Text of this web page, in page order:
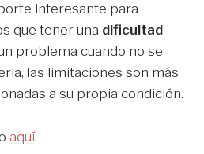
interesante para
que tener una dificultad
problema cuando no se
las limitaciones son más
a su propia condición.
aquí.